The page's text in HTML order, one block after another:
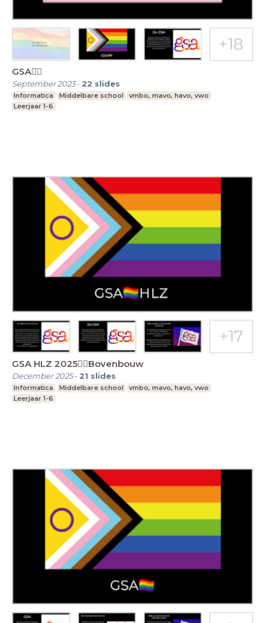
GSA🏳️‍🌈
September 2023- 22 slides
Informatica Middelbare school
vmbo, mavo, havo, vwo
Leerjaar 1-6
GSA HLZ 2025🏳️‍🌈Bovenbouw
December 2025- 21 slides
Informatica Middelbare school
vmbo, mavo, havo, vwo
Leerjaar 1-6